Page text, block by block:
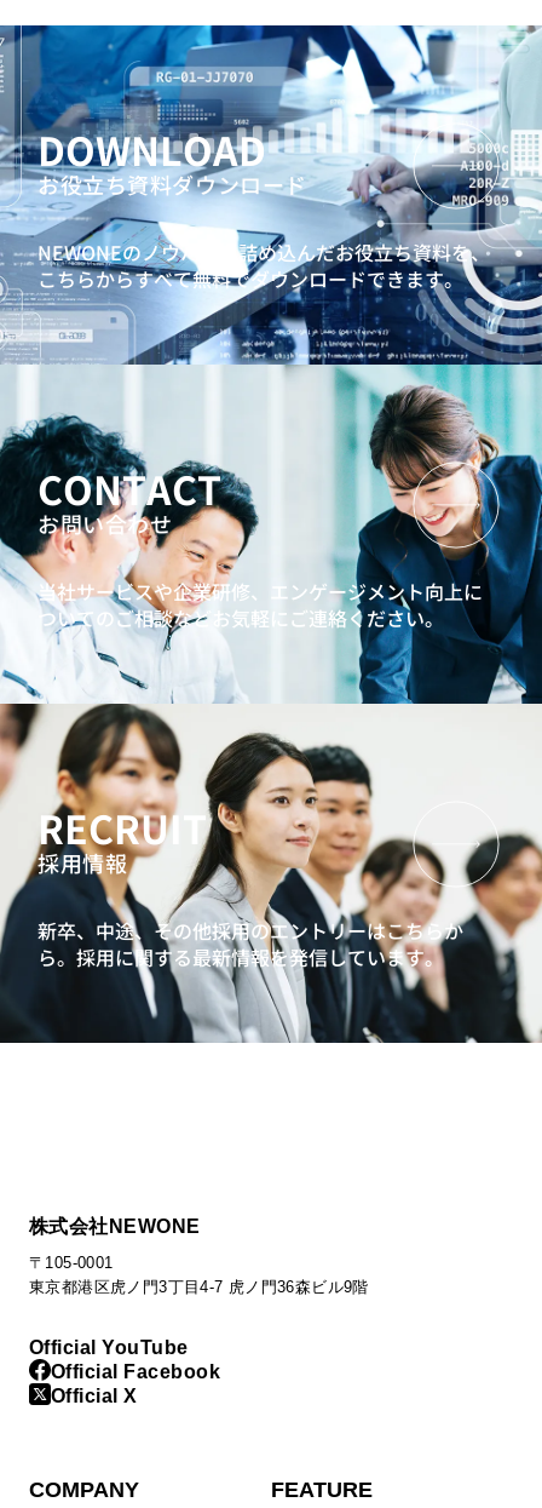
問題発見解決研修
AIリテラシー向上研修
若手社員向けコミュニケーション研修
若手社員向けジョブクラフティング研修
キャリアクラフトシリーズ：若手社員向けキャリア研修
「PURPOSE」
人生100年時代ゲーム『MIRAIZ』
ビジネスマインドシミュレーションAccela
自らエンゲージメントを高めることができる若手社員を育
てるための3ヶ年育成
若手向け360度サーベイを活用した自律的な成長促進プロ
中堅社員向け研修
7つの習慣® for セールスパーソン
強みを認識して活用する、ストレングスワークショップ
リーダーシップ開発プログラム
インバスケット型研修
問題発見解決研修AIリテラシー向上研修
プロジェクトマネジメントワークショップ
30代向けキャリア研修：自分らしいライフキャリア形成と
は何か？
キャリアクラフトシリーズ：ミドル社員向けキャリア研修
人生100年時代ゲーム『MIRAIZ』
管理職候補向け研修
AI時代の業務効率化研修（管理職向け）
リーダーシップ開発プログラムインバスケット型研修
プロジェクトマネジメントワークショップ
キャリアクラフトシリーズ：ミドル社員向けキャリア研修
90日で成果を出すマネジャーへ 新任管理職研修
次世代リーダー向け研修
リーダーシップ開発プログラムインバスケット型研修
プロジェクトマネジメントワークショップ
課長育成のための戦略構築研修・アセスメント
AI時代の業務効率化研修（管理職向け）
戦略構築研修・​ 事業変革マネジメント研修​
既任管理職研修新任管理職研修
推せる職場ゲームで体感するエンゲージメントサーベイ活
プロジェクトマネジメントワークショップ
DOWNLOAD
お役立ち資料ダウンロード
NEWONEのノウハウを詰め込んだお役立ち資料を、
こちらからすべて無料でダウンロードできます。
CONTACT
お問い合わせ
当社サービスや企業研修、エンゲージメント向上に
ついてのご相談などお気軽にご連絡ください。
RECRUIT
採用情報
新卒、中途、その他採用のエントリーはこちらか
ら。採用に関する最新情報を発信しています。
株式会社NEWONE
〒105-0001
東京都港区虎ノ門3丁目4-7 虎ノ門36森ビル9階
Official YouTube
Official Facebook
Official X
COMPANY FEATURE